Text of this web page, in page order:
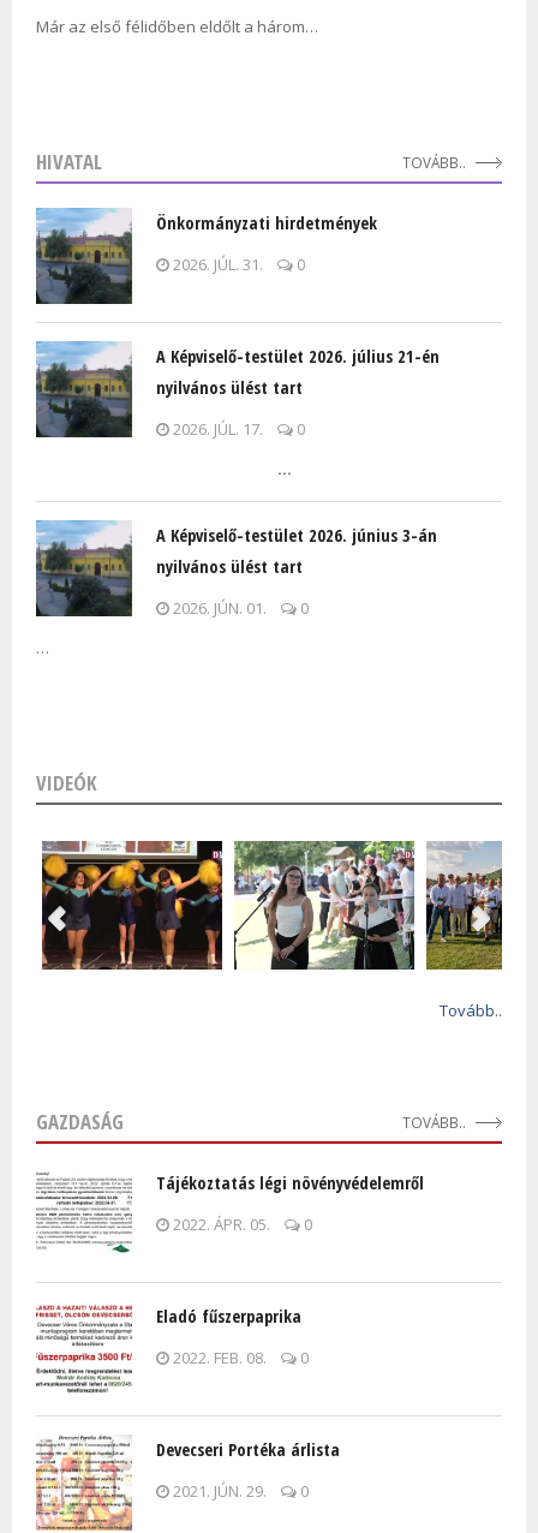
Már az első félidőben eldőlt a három…
HIVATAL
Önkormányzati hirdetmények
2026. JÚL. 31. 0
A Képviselő-testület 2026. július 21-én
nyilvános ülést tart
2026. JÚL. 17.
0
…
A Képviselő-testület 2026. június 3-án
nyilvános ülést tart
2026. JÚN. 01.
0
…
TOVÁBB..
VIDEÓK
Tovább..
GAZDASÁG
Tájékoztatás légi növényvédelemről
2022. ÁPR. 05. 0
Eladó fűszerpaprika
2022. FEB. 08. 0
Devecseri Portéka árlista
2021. JÚN. 29. 0
TOVÁBB..